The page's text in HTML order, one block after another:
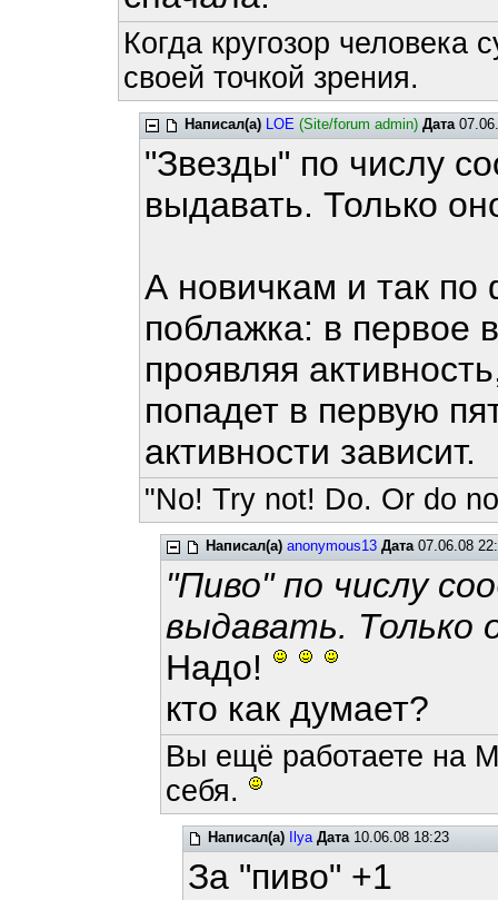
Когда кругозор человека
своей точкой зрения.
Написал(а) LOE (Site/forum admin) Дата
"Звезды" по числу
выдавать. Только
А новичкам и так по
поблажка: в первое
проявляя
попадет в первую
активности зависит.
"No! Try not! Do. Or do
Написал(а) anonymous13 Дата07.06.08
"Пиво" по числу
выдавать. Только
Надо!
кто как думает?
Вы ещё работаете на
себя.
Написал(а) Ilya Дата10.06.08 18:23
За "пиво" +1